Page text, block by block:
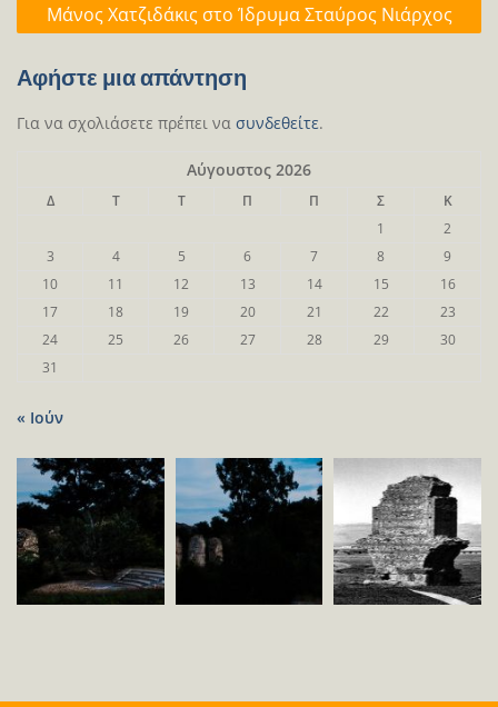
Μάνος Χατζιδάκις στο Ίδρυμα Σταύρος Νιάρχος
Αφήστε μια απάντηση
Για να σχολιάσετε πρέπει να συνδεθείτε.
Αύγουστος 2026
Δ Τ Τ Π Π Σ
Κ
1
2
3
4 5 6 7 8
9
10
11 12 13 14 15
16
17
18 19 20 21 22
23
24
25 26 27 28 29
30
31
« Ιούν